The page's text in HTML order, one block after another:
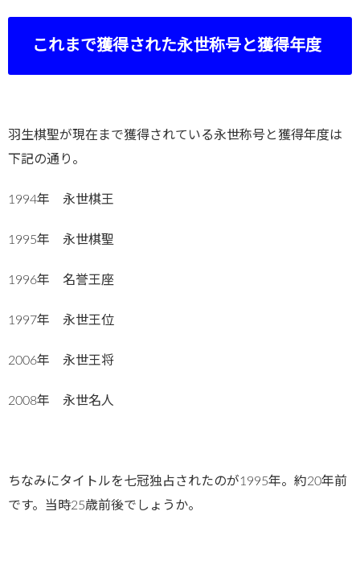
これまで獲得された永世称号と獲得年度
羽生棋聖が現在まで獲得されている永世称号と獲得年度は
下記の通り。
1994年 永世棋王
1995年 永世棋聖
1996年 名誉王座
1997年 永世王位
2006年 永世王将
2008年 永世名人
ちなみにタイトルを七冠独占されたのが1995年。約20年前
です。当時25歳前後でしょうか。